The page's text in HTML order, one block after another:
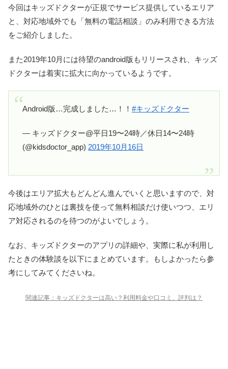
今回はキッズドクターが正規でサービス提供しているエリア
と、対応地域外でも「無料の電話相談」のみ利用できる方法
をご紹介しました。
また2019年10月には待望のandroid版もリリースされ、キッズ
ドクターは着実に拡大に向かっているようです。
Android版…完成しました…！！ #キッズドクター
— キッズドクター@平日19〜24時／休日14〜24時
(@kidsdoctor_app) 2019年10月16日
今後はエリア拡大もどんどん進んでいくと思いますので、対
応地域外のひとは裏技を使って無料相談だけ使いつつ、エリ
ア対応されるのを待つのがよいでしょう。
なお、キッズドクターのアプリの詳細や、実際に私が利用し
たときの体験談を以下にまとめています。もしよかったら参
考にしてみてくださいね。
関連記事：キッズドクターは高い？利用料金や口コミ、評判は？